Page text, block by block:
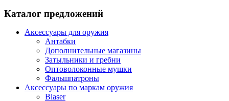
Каталог предложений
Аксессуары для оружия
Антабки
Дополнительные магазины
Затыльники и гребни
Оптоволоконные мушки
Фальшпатроны
Аксессуары по маркам оружия
Blaser